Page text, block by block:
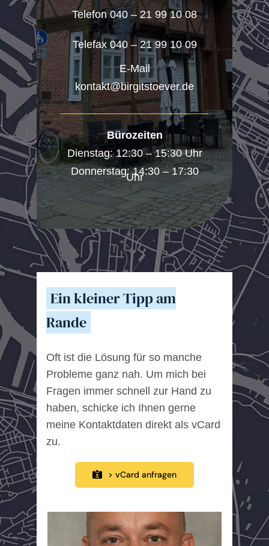
Telefon 040 – 21 99 10 08
Telefax 040 – 21 99 10 09
E-Mail
kontakt@birgitstoever.de
Bürozeiten
Dienstag: 12:30 – 15:30 Uhr
Donnerstag: 14:30 – 17:30
Uhr
Ein kleiner Tipp am
Rande
Oft ist die Lösung für so manche
Probleme ganz nah. Um mich bei
Fragen immer schnell zur Hand zu
haben, schicke ich Ihnen gerne
meine Kontaktdaten direkt als vCard
zu.
> vCard anfragen